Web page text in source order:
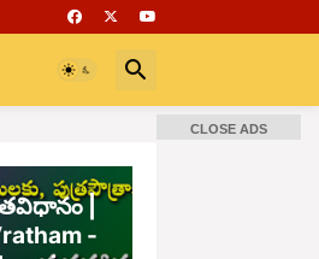
భగవద్గీత
|
-
CLOSE ADS